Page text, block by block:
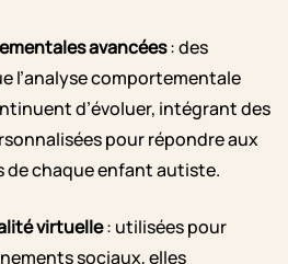
avancées: des
l’analyse comportementale
d’évoluer, intégrant des
pour répondre aux
de chaque enfant autiste.
virtuelle: utilisées pour
sociaux, elles